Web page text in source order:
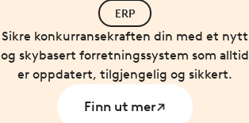
ERP
Sikre konkurransekraften din med et nytt
og skybasert forretningssystem som alltid
er oppdatert, tilgjengelig og sikkert.
Finn ut mer